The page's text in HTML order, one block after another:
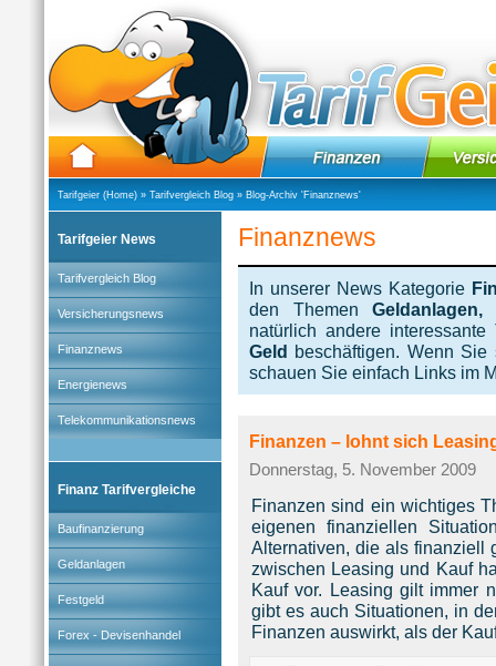
Tarifgeier (Home) » Tarifvergleich Blog » Blog-Archiv 'Finanznews'
Tarifgeier News
Tarifvergleich Blog
Versicherungsnews
Finanznews
Energienews
Telekommunikationsnews
Finanz Tarifvergleiche
Baufinanzierung
Geldanlagen
Festgeld
Forex - Devisenhandel
Finanznews
In unserer News Kategorie
den Themen
natürlich andere
Geld beschäftigen. Wenn
schauen Sie einfach Links im
Finanzen – lohnt sich
Donnerstag, 5. November 2009
Finanzen sind ein wichtiges
eigenen finanziellen
Alternativen, die als finanziell
zwischen Leasing und Kauf
Kauf vor. Leasing gilt immer
gibt es auch Situationen, in
Finanzen auswirkt, als der